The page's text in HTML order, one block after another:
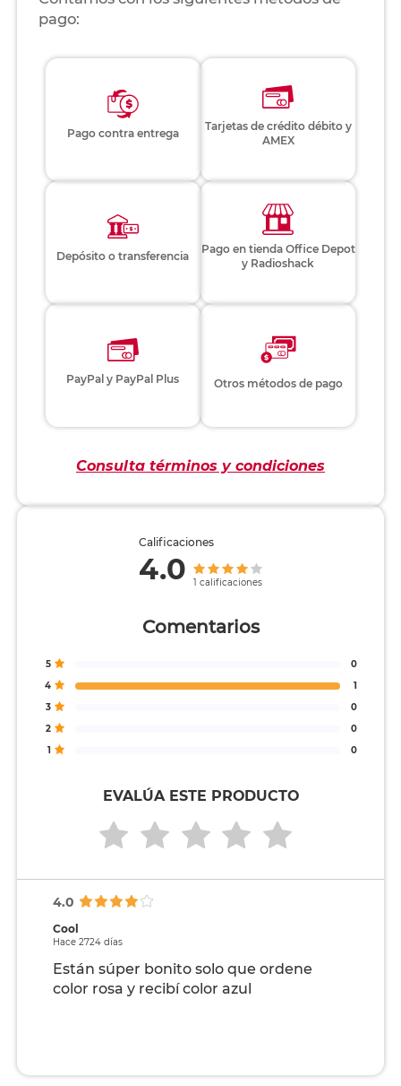
pago:
Pago contra entrega
Tarjetas de crédito débito y
AMEX
Depósito o transferencia
Pago en tienda Office Depot
y Radioshack
PayPal y PayPal Plus Otros métodos de pago
Consulta términos y condiciones
Comentarios
5
0
4
1
3
0
2
0
1
0
Calificaciones
4.0 1 calificaciones
EVALÚA ESTE PRODUCTO
4.0
Cool
Hace 2724 días
Están súper bonito solo que ordene
color rosa y recibí color azul